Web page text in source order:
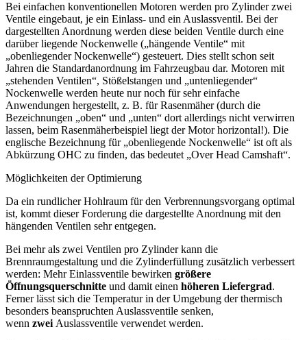
Bei einfachen konventionellen Motoren werden pro Zylinder zwei
Ventile eingebaut, je ein Einlass- und ein Auslassventil. Bei der
dargestellten Anordnung werden diese beiden Ventile durch eine
darüber liegende Nockenwelle („hängende Ventile“ mit
„obenliegender Nockenwelle“) gesteuert. Dies stellt schon seit
Jahren die Standardanordnung im Fahrzeugbau dar. Motoren mit
„stehenden Ventilen“, Stößelstangen und „untenliegender“
Nockenwelle werden heute nur noch für sehr einfache
Anwendungen hergestellt, z. B. für Rasenmäher (durch die
Bezeichnungen „oben“ und „unten“ dort allerdings nicht verwirren
lassen, beim Rasenmäherbeispiel liegt der Motor horizontal!). Die
englische Bezeichnung für „obenliegende Nockenwelle“ ist oft als
Abkürzung OHC zu finden, das bedeutet „Over Head Camshaft“.
Möglichkeiten der Optimierung
Da ein rundlicher Hohlraum für den Verbrennungsvorgang optimal
ist, kommt dieser Forderung die dargestellte Anordnung mit den
hängenden Ventilen sehr entgegen.
Bei mehr als zwei Ventilen pro Zylinder kann die
Brennraumgestaltung und die Zylinderfüllung zusätzlich verbessert
werden: Mehr Einlassventile bewirken größere
Öffnungsquerschnitte und damit einen höheren Liefergrad.
Ferner lässt sich die Temperatur in der Umgebung der thermisch
besonders beanspruchten Auslassventile senken,
wenn zweiAuslassventile verwendet werden.